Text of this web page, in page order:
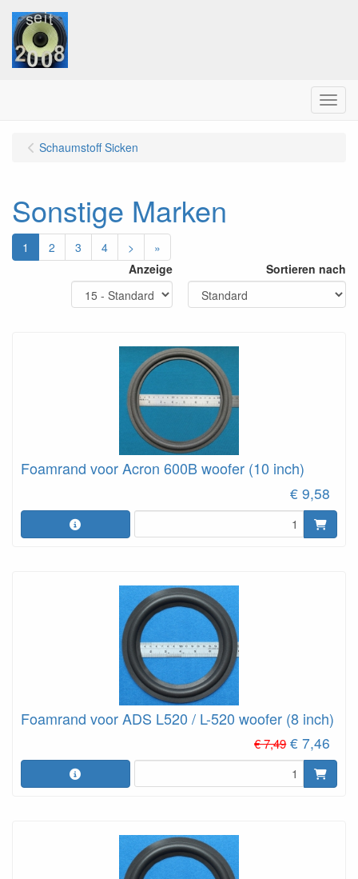
Menu
Schaumstoff Sicken
Sonstige Marken
1 2 3 4 >
»
Anzeige
Sortieren nach
Foamrand voor Acron 600B woofer (10 inch)
€ 9,58
Foamrand voor ADS L520 / L-520 woofer (8 inch)
€ 7,49 € 7,46